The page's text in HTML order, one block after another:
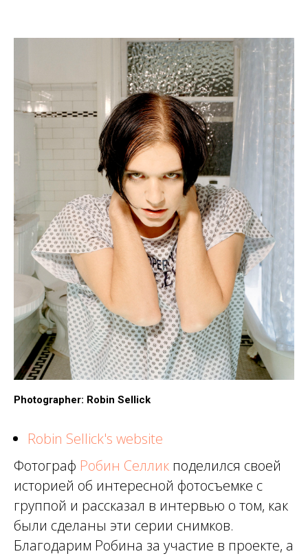
Photographer: Robin Sellick
Robin Sellick's website
Фотограф Робин Селлик поделился своей
историей об интересной фотосъемке с
группой и рассказал в интервью о том, как
были сделаны эти серии снимков.
Благодарим Робина за участие в проекте, а